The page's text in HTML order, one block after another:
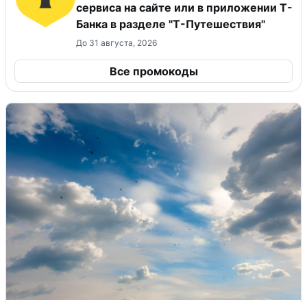
сервиса на сайте или в приложении Т-
Банка в разделе "Т-Путешествия"
До 31 августа, 2026
Все промокоды